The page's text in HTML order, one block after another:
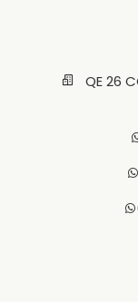
QE 26